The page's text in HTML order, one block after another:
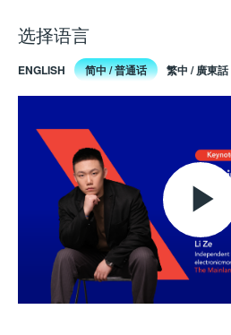
选择语言
ENGLISH 简中 / 普通话 繁中 / 廣東話